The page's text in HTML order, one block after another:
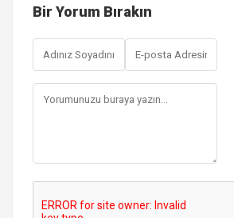
Bir Yorum Bırakın